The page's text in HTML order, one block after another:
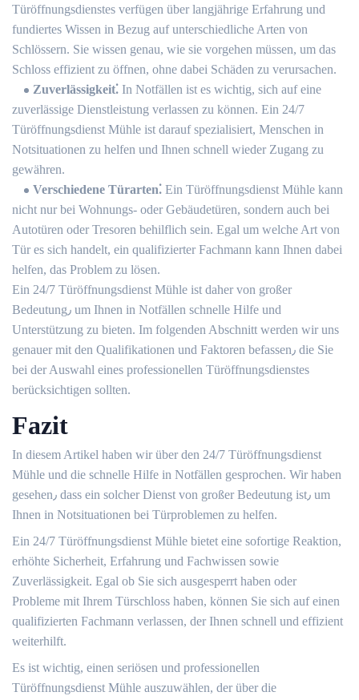
Türöffnungsdienstes verfügen über langjährige Erfahrung und
fundiertes Wissen in Bezug auf unterschiedliche Arten von
Schlössern.​ Sie wissen genau, wie sie vorgehen müssen, um das
Schloss effizient zu öffnen, ohne dabei Schäden zu verursachen.​
Zuverlässigkeit⁚ In Notfällen ist es wichtig, sich auf eine
zuverlässige Dienstleistung verlassen zu können.​ Ein 24/7
Türöffnungsdienst Mühle ist darauf spezialisiert, Menschen in
Notsituationen zu helfen und Ihnen schnell wieder Zugang zu
gewähren.​
Verschiedene Türarten⁚ Ein Türöffnungsdienst Mühle kann
nicht nur bei Wohnungs- oder Gebäudetüren, sondern auch bei
Autotüren oder Tresoren behilflich sein.​ Egal um welche Art von
Tür es sich handelt, ein qualifizierter Fachmann kann Ihnen dabei
helfen, das Problem zu lösen.​
Ein 24/7 Türöffnungsdienst Mühle ist daher von großer
Bedeutung٫ um Ihnen in Notfällen schnelle Hilfe und
Unterstützung zu bieten.​ Im folgenden Abschnitt werden wir uns
genauer mit den Qualifikationen und Faktoren befassen٫ die Sie
bei der Auswahl eines professionellen Türöffnungsdienstes
berücksichtigen sollten.​
Fazit
In diesem Artikel haben wir über den 24/7 Türöffnungsdienst
Mühle und die schnelle Hilfe in Notfällen gesprochen.​ Wir haben
gesehen٫ dass ein solcher Dienst von großer Bedeutung ist٫ um
Ihnen in Notsituationen bei Türproblemen zu helfen.​
Ein 24/7 Türöffnungsdienst Mühle bietet eine sofortige Reaktion,
erhöhte Sicherheit, Erfahrung und Fachwissen sowie
Zuverlässigkeit. Egal ob Sie sich ausgesperrt haben oder
Probleme mit Ihrem Türschloss haben, können Sie sich auf einen
qualifizierten Fachmann verlassen, der Ihnen schnell und effizient
weiterhilft.​
Es ist wichtig, einen seriösen und professionellen
Türöffnungsdienst Mühle auszuwählen, der über die